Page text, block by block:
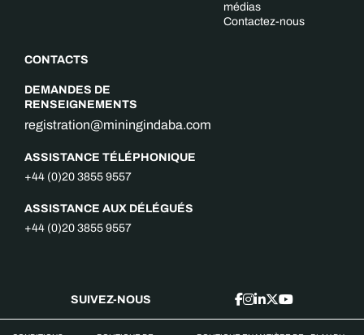
CONTACTS
DEMANDES DE
RENSEIGNEMENTS
registration@miningindaba.com
ASSISTANCE TÉLÉPHONIQUE
+44 (0)20 3855 9557
ASSISTANCE AUX DÉLÉGUÉS
+44 (0)20 3855 9557
médias
Contactez-nous
SUIVEZ-NOUS